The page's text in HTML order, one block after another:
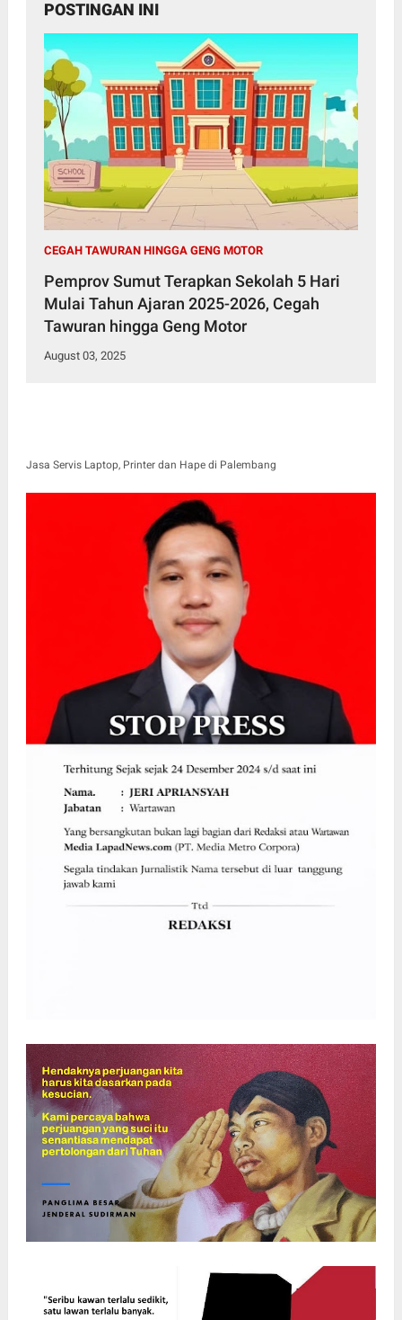
POSTINGAN INI
CEGAH TAWURAN HINGGA GENG MOTOR
Pemprov Sumut Terapkan Sekolah 5 Hari
Mulai Tahun Ajaran 2025-2026, Cegah
Tawuran hingga Geng Motor
August 03, 2025
Jasa Servis Laptop, Printer dan Hape di Palembang